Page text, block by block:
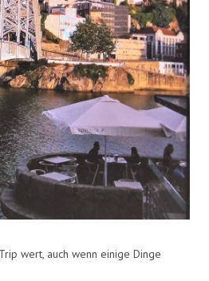
wert, auch wenn einige Dinge